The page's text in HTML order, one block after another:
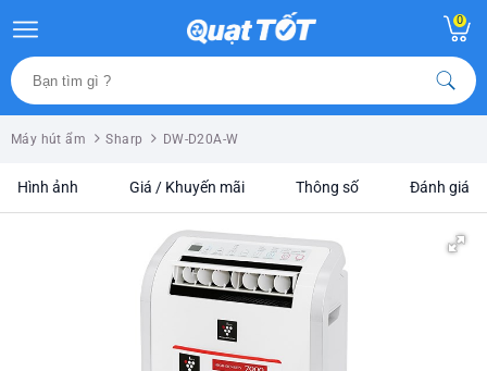
0
Máy hút ẩm Sharp DW-D20A-W
Hình ảnh Giá / Khuyến mãi Thông số Đánh giá